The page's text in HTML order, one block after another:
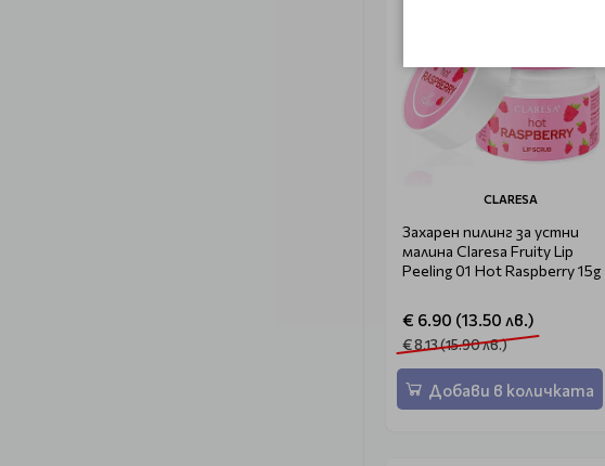
CLARESA
Захарен пилинг за устни
малина Claresa Fruity Lip
Peeling 01 Hot Raspberry 15g
€ 6.90 (13.50 лв.)
€ 8.13 (15.90 лв.)
Добави в количката